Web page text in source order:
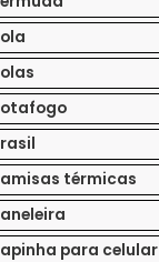
térmicas
para celular